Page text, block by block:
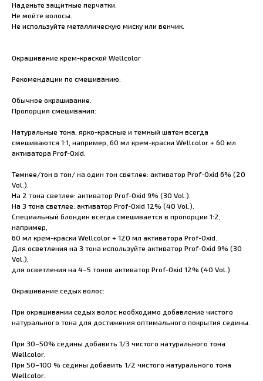
Наденьте защитные перчатки.
Не мойте волосы.
Не используйте металлическую миску или венчик.
Окрашивание крем-краской Wellcolor
Рекомендации по смешиванию:
Обычное окрашивание.
Пропорция смешивания:
Натуральные тона, ярко-красные и темный шатен всегда
смешиваются 1:1, например, 60 мл крем-краски Wellcolor + 60 мл
активатора Prof-Oxid.
Темнее/тон в тон/ на один тон светлее: активатор Prof-Oxid 6% (20
Vol.).
На 2 тона светлее: активатор Prof-Oxid 9% (30 Vol.).
На 3 тона светлее: активатор Prof-Oxid 12% (40 Vol.).
Специальный блондин всегда смешивается в пропорции 1:2,
например,
60 мл крем-краски Wellcolor + 120 мл активатора Prof-Oxid.
Для осветления на 3 тона используйте активатор Prof-Oxid 9% (30
Vol.),
для осветления на 4–5 тонов активатор Prof-Oxid 12% (40 Vol.).
Окрашивание седых волос:
При окрашивании седых волос необходимо добавление чистого
натурального тона для достижения оптимального покрытия седины.
При 30–50% седины добавить 1/3 чистого натурального тона
Wellcolor.
При 50–100 % седины добавить 1/2 чистого натурального тона
Wellcolor.